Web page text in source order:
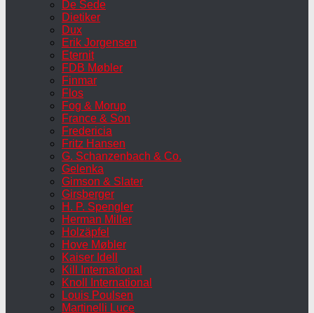
De Sede
Dietiker
Dux
Erik Jorgensen
Eternit
FDB Møbler
Finmar
Flos
Fog & Morup
France & Son
Fredericia
Fritz Hansen
G. Schanzenbach & Co.
Gelenka
Gimson & Slater
Girsberger
H. P. Spengler
Herman Miller
Holzäpfel
Hove Møbler
Kaiser Idell
Kill International
Knoll International
Louis Poulsen
Martinelli Luce